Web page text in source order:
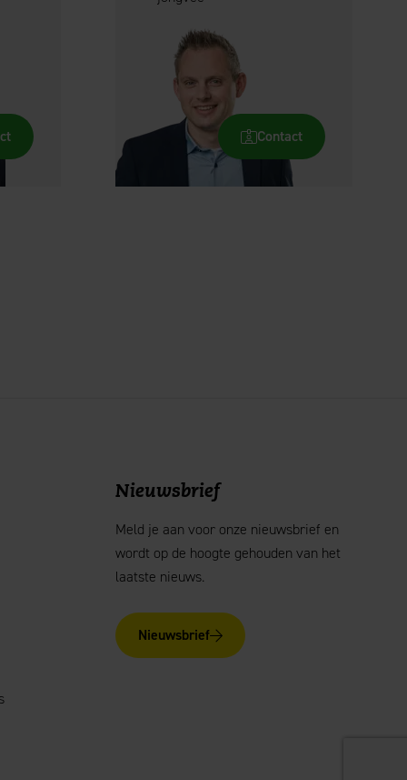
Contact
Nieuwsbrief
Meld je aan voor onze nieuwsbrief en
wordt op de hoogte gehouden van het
laatste nieuws.
Nieuwsbrief